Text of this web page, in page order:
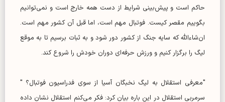
حاکم است و پیش‌بینی شرایط از دست همه خارج است و نمی‌توانیم
بگوییم مقصر کیست. فوتبال مهم است، اما قبل آن کشور مهم است.
ان‌شاءالله که سایه جنگ از کشور دور شود و به ثبات برسیم تا به موقع
لیگ را برگزار کنیم و ورزش حرفه‌ای دوران خودش را شروع کند.
"معرفی استقلال به لیگ نخبگان آسیا از سوی فدراسیون فوتبال؟ "
سرمربی استقلال در این باره بیان کرد: فکر می‌کنم استقلال نشان داده